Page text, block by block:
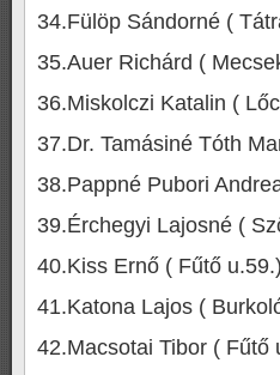
34.Fülöp Sándorné (
35.Auer Richárd (
36.Miskolczi Katalin (
37.Dr. Tamásiné Tóth
38.Pappné Pubori
39.Érchegyi Lajosné (
40.Kiss Ernő ( Fűtő u.59.)
41.Katona Lajos (
42.Macsotai Tibor ( Fűtő